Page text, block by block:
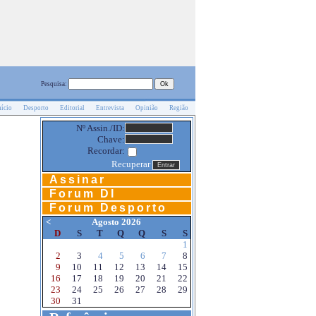
Pesquisa:
Desporto Editorial Entrevista Opinião Região
Nº Assin./ID:
Chave:
Recordar:
Recuperar
Assinar
Forum DI
Forum Desporto
<
Agosto 2026
D
S T Q Q S
S
1
2
3 4 5 6 7
8
9
10 11 12 13 14
15
16
17 18 19 20 21
22
23
24 25 26 27 28
29
30
31